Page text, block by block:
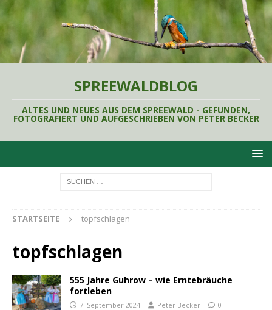
SPREEWALDBLOG
ALTES UND NEUES AUS DEM SPREEWALD - GEFUNDEN,
FOTOGRAFIERT UND AUFGESCHRIEBEN VON PETER BECKER
STARTSEITE topfschlagen
topfschlagen
555 Jahre Guhrow – wie Erntebräuche
fortleben
7. September 2024 Peter Becker 0